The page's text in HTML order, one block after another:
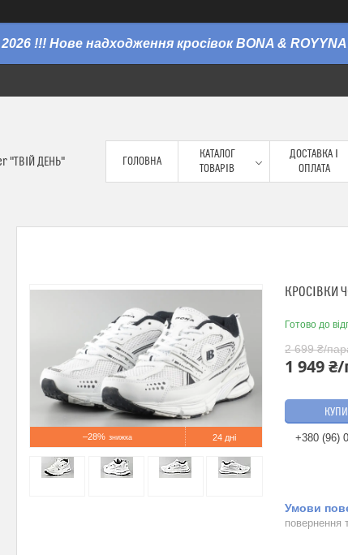
2026 !!! Нове надходження кросівок BONA & ROYYNA
"ТВІЙ ДЕНЬ" ГОЛОВНА
КАТАЛОГ
ТОВАРІВ
ДОСТАВКА І
ОПЛАТА
–28% 24 дні
КРОСІВКИ
Готово до
2 699 ₴/
1 949
+380 (96)
повернення